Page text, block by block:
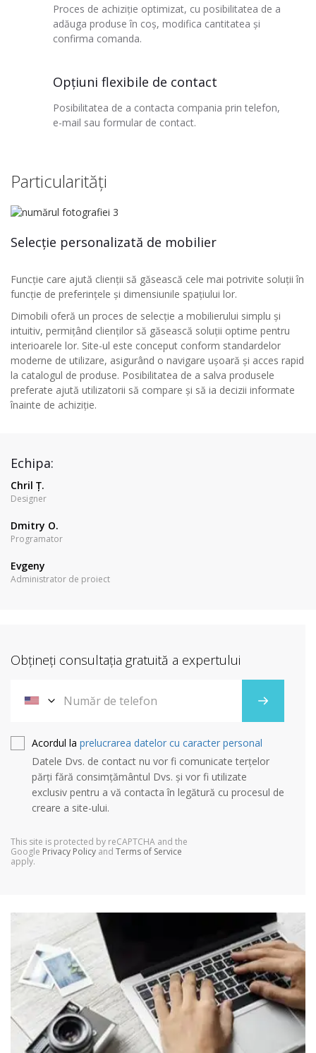
Proces de achiziție optimizat, cu posibilitatea de a
adăuga produse în coș, modifica cantitatea și
confirma comanda.
Opțiuni flexibile de contact
Posibilitatea de a contacta compania prin telefon,
e-mail sau formular de contact.
Particularități
Selecție personalizată de mobilier
Funcție care ajută clienții să găsească cele mai potrivite soluții în
funcție de preferințele și dimensiunile spațiului lor.
Dimobili oferă un proces de selecție a mobilierului simplu și
intuitiv, permițând clienților să găsească soluții optime pentru
interioarele lor. Site-ul este conceput conform standardelor
moderne de utilizare, asigurând o navigare ușoară și acces rapid
la catalogul de produse. Posibilitatea de a salva produsele
preferate ajută utilizatorii să compare și să ia decizii informate
înainte de achiziție.
Echipa:
Chril Ț.
Designer
Dmitry O.
Programator
Evgeny
Administrator de proiect
Obțineți consultația gratuită a expertului
Acordul la prelucrarea datelor cu caracter personal
Datele Dvs. de contact nu vor fi comunicate terțelor
părți fără consimțământul Dvs. și vor fi utilizate
exclusiv pentru a vă contacta în legătură cu procesul de
creare a site-ului.
This site is protected by reCAPTCHA and the
Google Privacy Policy and Terms of Service
apply.